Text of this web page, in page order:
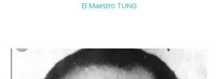
El Maestro TUNG